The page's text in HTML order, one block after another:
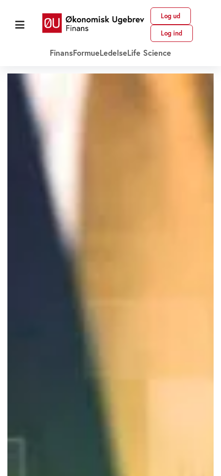
Log ud
Log ind
FinansFormueLedelseLife Science